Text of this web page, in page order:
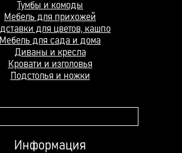
Тумбы и комоды
Мебель для прихожей
для цветов, кашпо
Мебель для сада и дома
Диваны и кресла
Кровати и изголовья
Подстолья и ножки
Информация